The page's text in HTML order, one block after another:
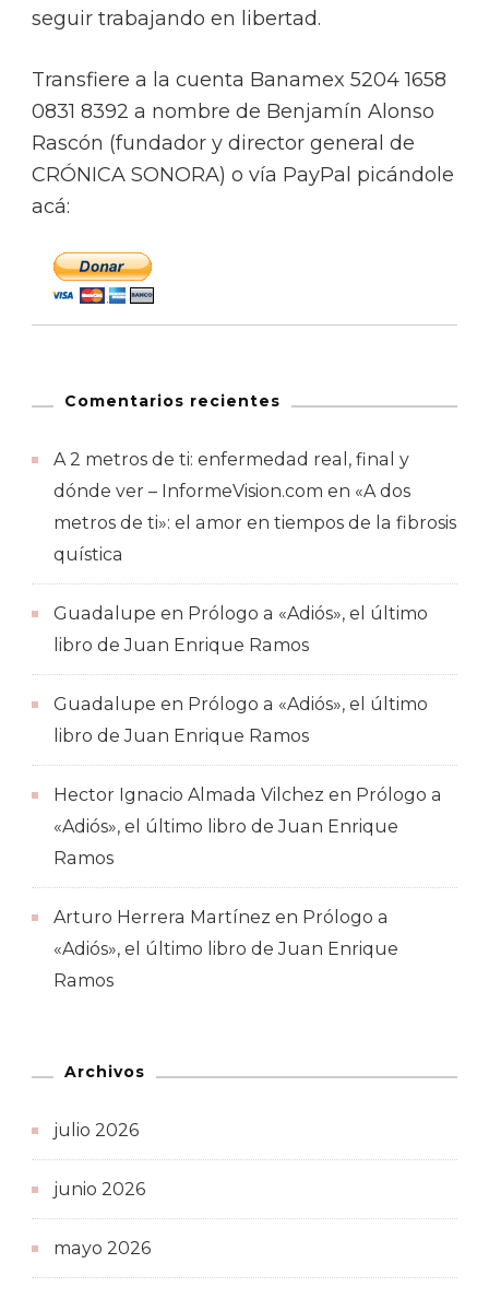
seguir trabajando en libertad.
Transfiere a la cuenta Banamex 5204 1658
0831 8392 a nombre de Benjamín Alonso
Rascón (fundador y director general de
CRÓNICA SONORA) o vía PayPal picándole
acá:
Comentarios recientes
A 2 metros de ti: enfermedad real, final y
dónde ver – InformeVision.com en «A dos
metros de ti»: el amor en tiempos de la fibrosis
quística
Guadalupe en Prólogo a «Adiós», el último
libro de Juan Enrique Ramos
Guadalupe en Prólogo a «Adiós», el último
libro de Juan Enrique Ramos
Hector Ignacio Almada Vilchez en Prólogo a
«Adiós», el último libro de Juan Enrique
Ramos
Arturo Herrera Martínez en Prólogo a
«Adiós», el último libro de Juan Enrique
Ramos
Archivos
julio 2026
junio 2026
mayo 2026